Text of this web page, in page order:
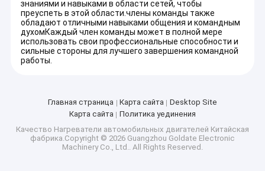
Нагреватели автомобильных двигателей
Прегреватель охлаждающей жидкости двигателя
Нагреватели нефтяных баков
Нагреватель вентилятора PTC
знаниями и навыками в области сетей, чтобы
преуспеть в этой области.члены команды также
обладают отличными навыками общения и командным
духомКаждый член команды может в полной мере
использовать свои профессиональные способности и
сильные стороны для лучшего завершения командной
работы.
Главная страница Карта сайта
Desktop Site
Карта сайта
Политика уединения
Качество Нагреватели автомобильных двигателей Китайская
фабрика.Copyright © 2026 Guangzhou Goldate Electronic
Machinery Co., Ltd.. All Rights Reserved.